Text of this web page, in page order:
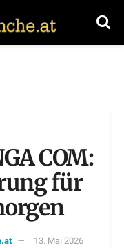
COM:
für
13. Mai 2026